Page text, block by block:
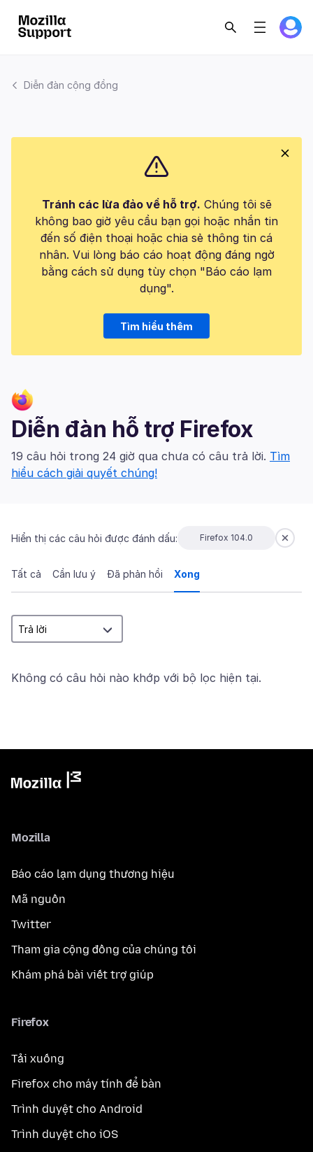
Diễn đàn cộng đồng
Tránh các lừa đảo về hỗ trợ. Chúng tôi sẽ
không bao giờ yêu cầu bạn gọi hoặc nhắn tin
đến số điện thoại hoặc chia sẻ thông tin cá
nhân. Vui lòng báo cáo hoạt động đáng ngờ
bằng cách sử dụng tùy chọn "Báo cáo lạm
dụng".
Tìm hiểu thêm
Diễn đàn hỗ trợ Firefox
19 câu hỏi trong 24 giờ qua chưa có câu trả lời. Tìm
hiểu cách giải quyết chúng!
Hiển thị các câu hỏi được đánh dấu: Firefox 104.0
Tất cả Cần lưu ý Đã phản hồi Xong
Không có câu hỏi nào khớp với bộ lọc hiện tại.
Mozilla
Báo cáo lạm dụng thương hiệu
Mã nguồn
Twitter
Tham gia cộng đồng của chúng tôi
Khám phá bài viết trợ giúp
Firefox
Tải xuống
Firefox cho máy tính để bàn
Trình duyệt cho Android
Trình duyệt cho iOS